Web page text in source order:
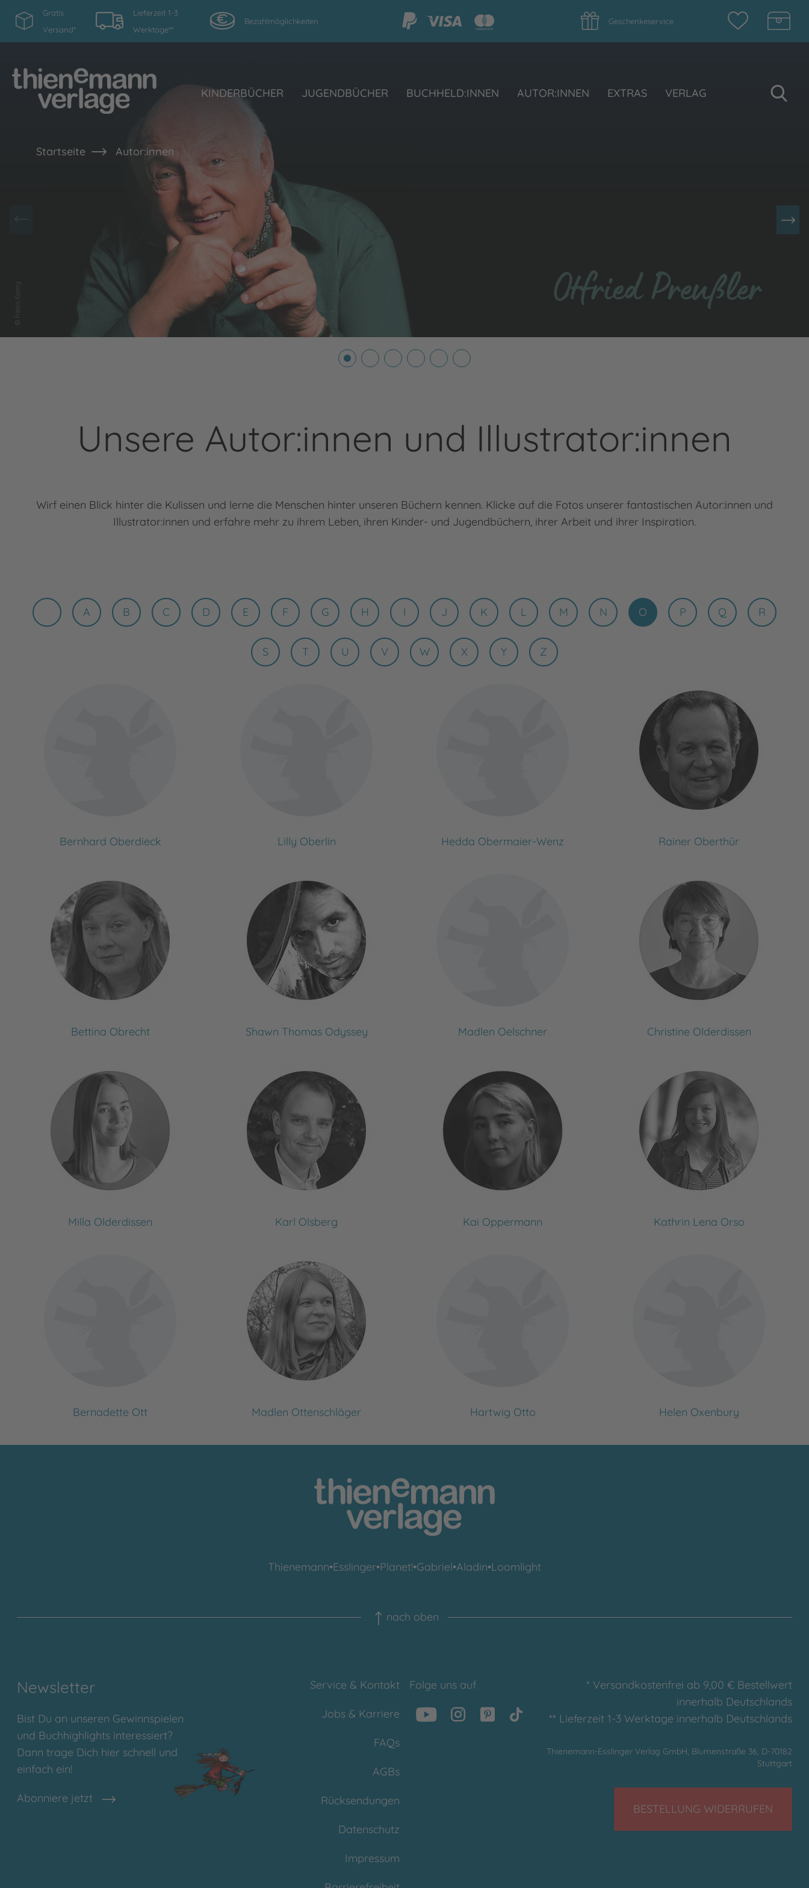
Gratis
Versand*
Lieferzeit 1-3
Werktage**
Bezahlmöglichkeiten Geschenkeservice
KINDERBÜCHER JUGENDBÜCHER BUCHHELD:INNEN AUTOR:INNEN EXTRAS VERLAG
Startseite Autor:innen
Unsere Autor:innen und Illustrator:innen
Wirf einen Blick hinter die Kulissen und lerne die Menschen hinter unseren Büchern kennen. Klicke auf die Fotos unserer fantastischen Autor:innen und
Illustrator:innen und erfahre mehr zu ihrem Leben, ihren Kinder- und Jugendbüchern, ihrer Arbeit und ihrer Inspiration.
A B C D E F G H I J K L M N O P Q R
S T U V W X Y Z
Bernhard Oberdieck Lilly Oberlin Hedda Obermaier-Wenz Rainer Oberthür
Bettina Obrecht Shawn Thomas Odyssey Madlen Oelschner Christine Olderdissen
Milla Olderdissen Karl Olsberg Kai Oppermann Kathrin Lena Orso
Bernadette Ott Madlen Ottenschläger Hartwig Otto Helen Oxenbury
Thienemann•Esslinger•Planet!•Gabriel•Aladin•Loomlight
nach oben
Newsletter
Bist Du an unseren Gewinnspielen
und Buchhighlights interessiert?
Dann trage Dich hier schnell und
einfach ein!
Abonniere jetzt
Service & Kontakt
Jobs & Karriere
FAQs
AGBs
Rücksendungen
Datenschutz
Impressum
Folge uns auf
* Versandkostenfrei ab 9,00 € Bestellwert
innerhalb Deutschlands
** Lieferzeit 1-3 Werktage innerhalb Deutschlands
Thienemann-Esslinger Verlag GmbH, Blumenstraße 36, D-70182
Stuttgart
BESTELLUNG WIDERRUFEN